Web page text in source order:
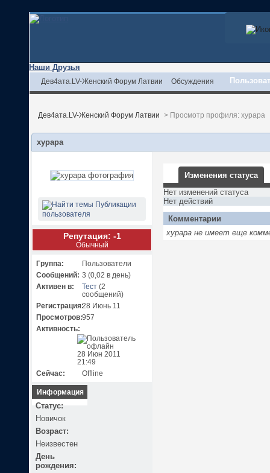
Наши Друзья
Дев4ата.LV-Женский Форум Латвии Обсуждения
Дев4ата.LV-Женский Форум Латвии > Просмотр профиля: xypapa
xypapa
Публикации
пользователя
Репутация: -1
Обычный
Группа:
Пользователи
Сообщений: 3 (0,02 в день)
Активен в:
Тест(2
сообщений)
Регистрация:28 Июнь 11
Просмотров:957
Активность:
28 Июн 2011
21:49
Сейчас:
Offline
Информация
Статус:
Новичок
Возраст:
Неизвестен
День
рождения:
Изменения статуса
Нет изменений статуса
Нет действий
Комментарии
xypapa не имеет еще